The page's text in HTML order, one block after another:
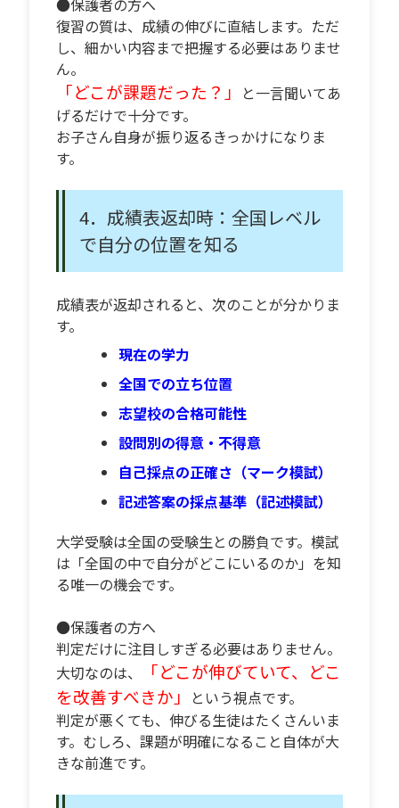
●保護者の方へ
復習の質は、成績の伸びに直結します。ただ
し、細かい内容まで把握する必要はありませ
ん。
「どこが課題だった？」
と一言聞いてあ
げるだけで十分です。
お子さん自身が振り返るきっかけになりま
す。
4．成績表返却時：全国レベル
で自分の位置を知る
成績表が返却されると、次のことが分かりま
す。
現在の学力
全国での立ち位置
志望校の合格可能性
設問別の得意・不得意
自己採点の正確さ（マーク模試）
記述答案の採点基準（記述模試）
大学受験は全国の受験生との勝負です。模試
は「全国の中で自分がどこにいるのか」を知
る唯一の機会です。
●保護者の方へ
判定だけに注目しすぎる必要はありません。
大切なのは、
「どこが伸びていて、どこ
を改善すべきか」
という視点です。
判定が悪くても、伸びる生徒はたくさんいま
す。むしろ、課題が明確になること自体が大
きな前進です。